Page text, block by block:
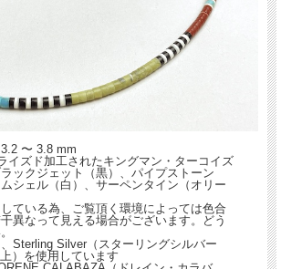
〜 3.8 mm
イズド加工されたキングマン・ターコイズ
ラックジェット（黒）、パイプストーン
ムシェル（白）、サーペンタイン（オリー
ている為、ご覧頂く環境によっては色合
異なって見える場合がございます。どう
Sterling Silver（スターリングシルバー
）を使用しています